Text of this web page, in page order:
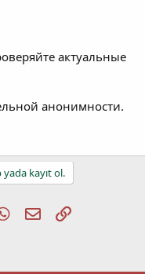
актуальные
анонимности.
kayıt ol.
WhatsApp
E-postaLink